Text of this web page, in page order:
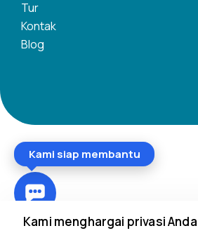
Tur
Kontak
Blog
Kami menghargai privasi Anda
Kami siap membantu